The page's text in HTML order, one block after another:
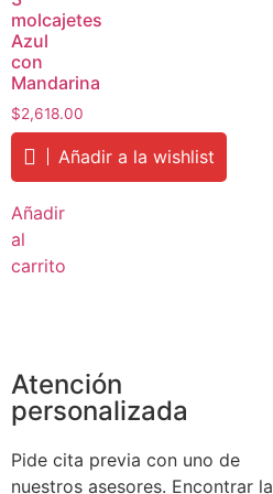
molcajetes
Azul
con
Mandarina
$2,618.00
Añadir a la wishlist
Añadir
al
carrito
Atención
personalizada
Pide cita previa con uno de
nuestros asesores. Encontrar la